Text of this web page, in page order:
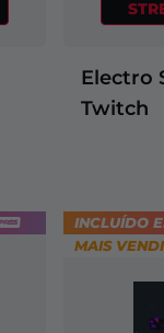
Electro
Twitch
INCLUÍDO
MAIS